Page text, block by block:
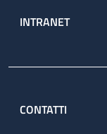
INTRANET
CONTATTI